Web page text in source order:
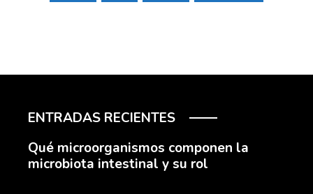
ENTRADAS RECIENTES
Qué microorganismos componen la
microbiota intestinal y su rol